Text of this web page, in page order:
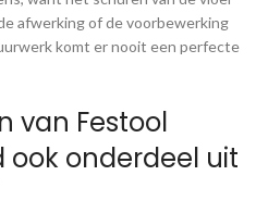
afwerking of de voorbewerking
komt er nooit een perfecte
van Festool
onderdeel uit